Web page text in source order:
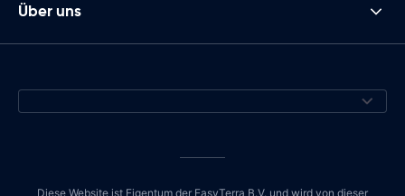
Über uns
Diese Website ist Eigentum der EasyTerra B.V. und wird von dieser